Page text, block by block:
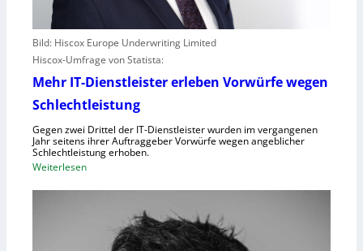
Bild: Hiscox Europe Underwriting Limited
Hiscox-Umfrage von Statista:
Mehr IT-Dienstleister erleben Vorwürfe wegen
Schlechtleistung
Gegen zwei Drittel der IT-Dienstleister wurden im vergangenen
Jahr seitens ihrer Auftraggeber Vorwürfe wegen angeblicher
Schlechtleistung erhoben.
Weiterlesen: